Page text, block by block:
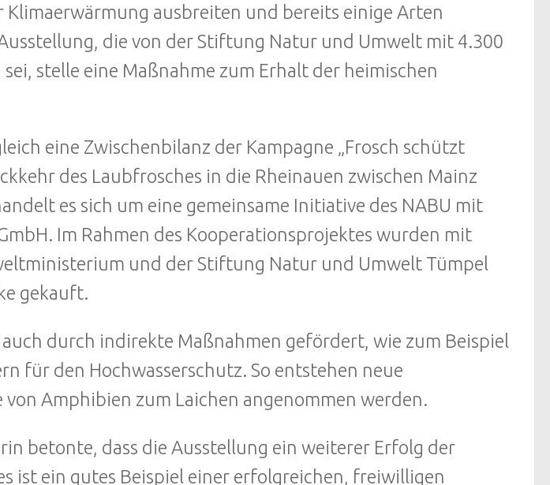
Klimaerwärmung ausbreiten und bereits einige Arten
die von der Stiftung Natur und Umwelt mit 4.300
stelle eine Maßnahme zum Erhalt der heimischen
eine Zwischenbilanz der Kampagne „Frosch schützt
des Laubfrosches in die Rheinauen zwischen Mainz
es sich um eine gemeinsame Initiative des NABU mit
Im Rahmen des Kooperationsprojektes wurden mit
und der Stiftung Natur und Umwelt Tümpel
gekauft.
durch indirekte Maßnahmen gefördert, wie zum Beispiel
für den Hochwasserschutz. So entstehen neue
Amphibien zum Laichen angenommen werden.
betonte, dass die Ausstellung ein weiterer Erfolg der
ist ein gutes Beispiel einer erfolgreichen, freiwilligen